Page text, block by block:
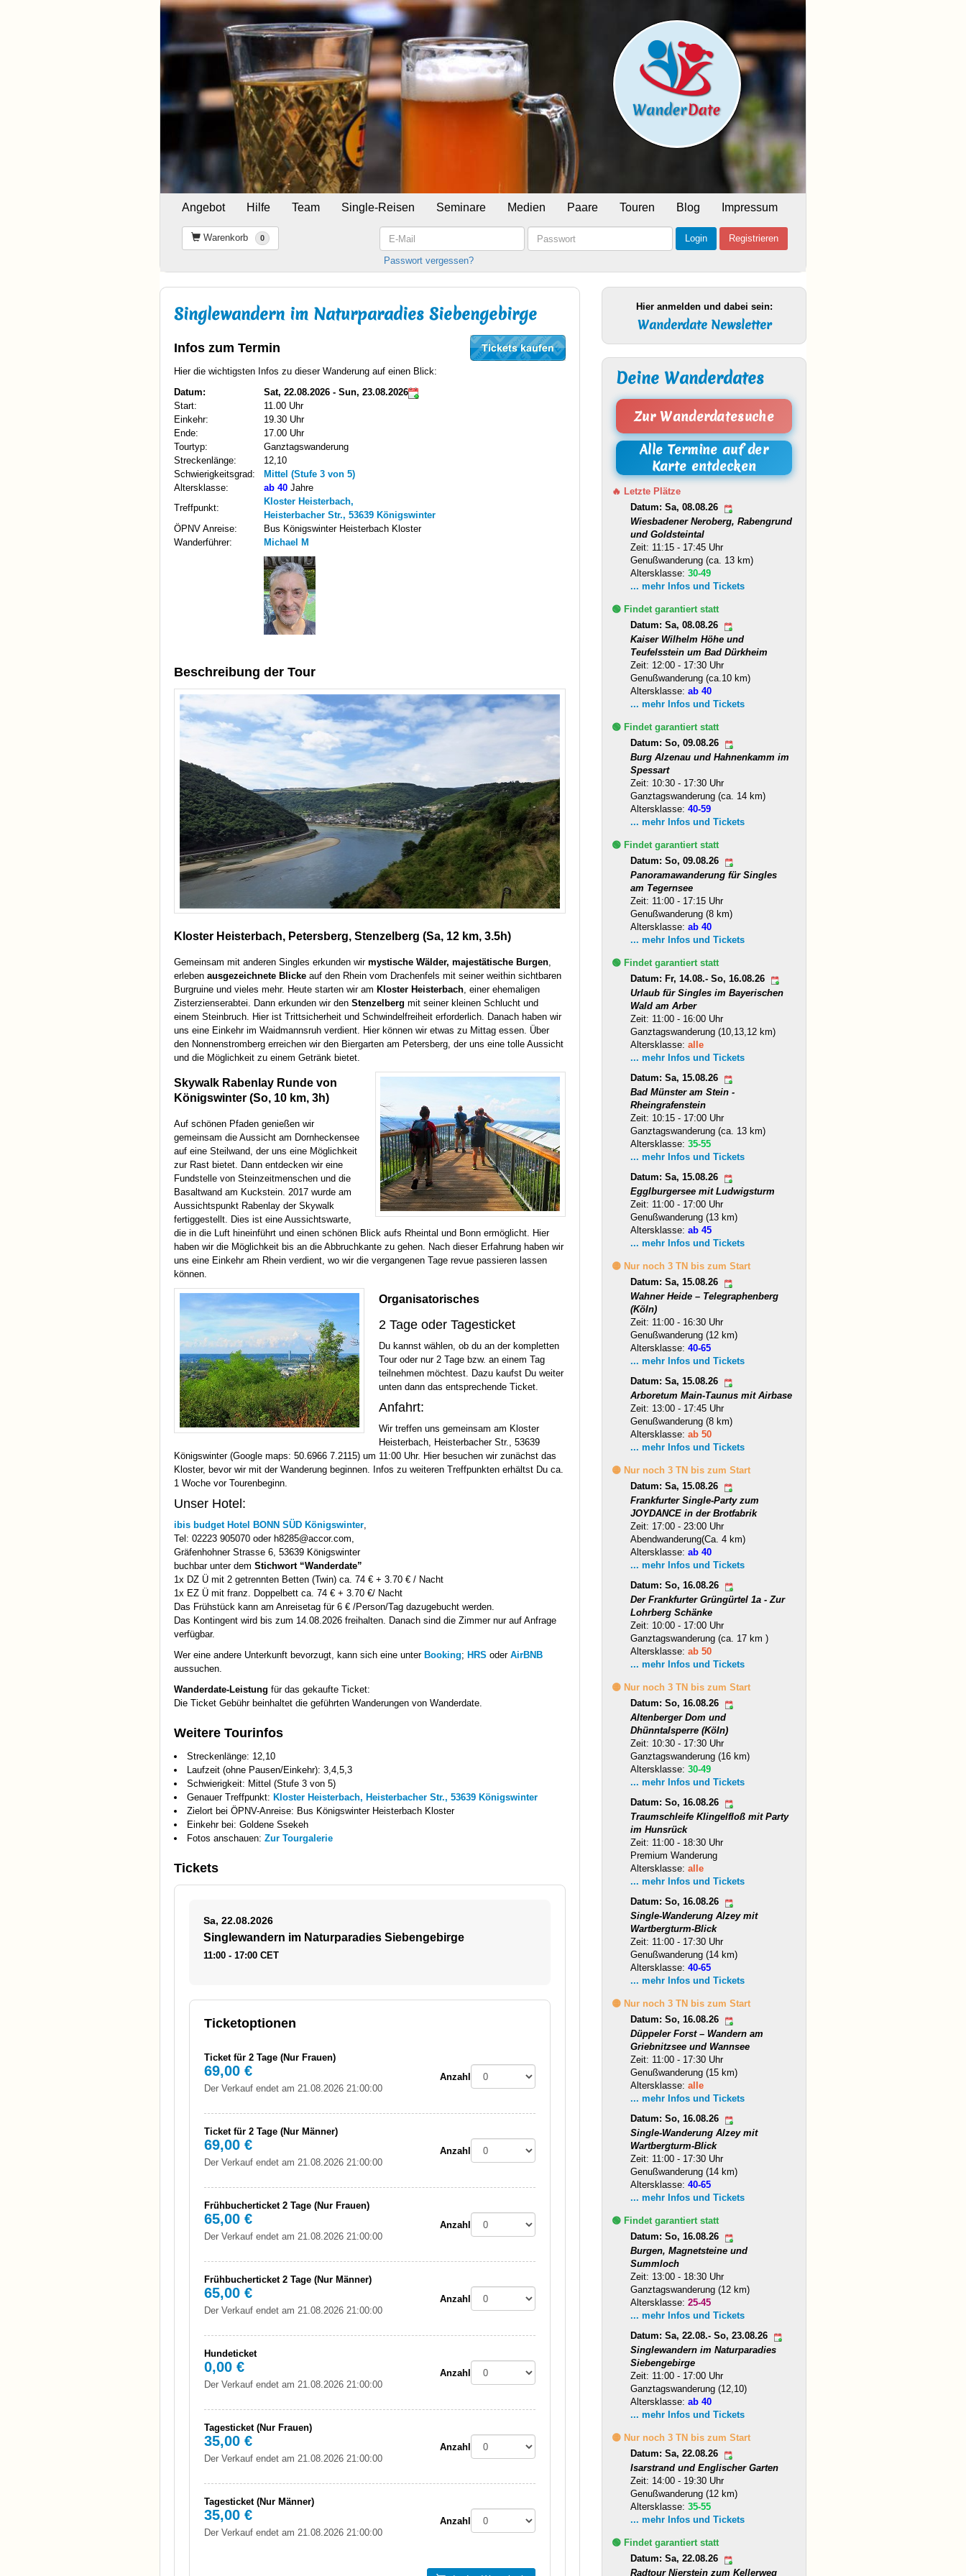
Angebot Hilfe Team Single-Reisen Seminare Medien Paare Touren Blog Impressum
Warenkorb 0
E-
Mail
Passwort
Login Registrieren
Passwort vergessen?
Singlewandern im Naturparadies Siebengebirge
Infos zum Termin
Hier die wichtigsten Infos zu dieser Wanderung auf einen Blick:
Datum:
Sat, 22.08.2026 - Sun, 23.08.2026
Start:
11.00 Uhr
Einkehr:
19.30 Uhr
Ende:
17.00 Uhr
Tourtyp:
Ganztagswanderung
Streckenlänge:
12,10
Schwierigkeitsgrad:
Mittel (Stufe 3 von 5)
Altersklasse:
ab 40 Jahre
Treffpunkt:
Kloster Heisterbach,
Heisterbacher Str., 53639 Königswinter
ÖPNV Anreise:
Bus Königswinter Heisterbach Kloster
Wanderführer:
Michael M
Beschreibung der Tour
Kloster Heisterbach, Petersberg, Stenzelberg (Sa, 12 km, 3.5h)
Gemeinsam mit anderen Singles erkunden wir mystische Wälder, majestätische Burgen
erleben ausgezeichnete Blicke auf den Rhein vom Drachenfels mit seiner weithin sichtbaren
Burgruine und vieles mehr. Heute starten wir am Kloster Heisterbach , einer ehemaligen
Zisterzienserabtei. Dann erkunden wir den Stenzelberg mit seiner kleinen Schlucht und
einem Steinbruch. Hier ist Trittsicherheit und Schwindelfreiheit erforderlich. Danach haben wir
uns eine Einkehr im Waidmannsruh verdient. Hier können wir etwas zu Mittag essen. Über
den Nonnenstromberg erreichen wir den Biergarten am Petersberg, der uns eine tolle Aussicht
und die Möglichkeit zu einem Getränk bietet.
Skywalk Rabenlay Runde von
Königswinter (So, 10 km, 3h)
Auf schönen Pfaden genießen wir
gemeinsam die Aussicht am Dornheckensee
auf eine Steilwand, der uns eine Möglichkeit
zur Rast bietet. Dann entdecken wir eine
Fundstelle von Steinzeitmenschen und die
Basaltwand am Kuckstein. 2017 wurde am
Aussichtspunkt Rabenlay der Skywalk
fertiggestellt. Dies ist eine Aussichtswarte,
die in die Luft hineinführt und einen schönen Blick aufs Rheintal und Bonn ermöglicht. Hier
haben wir die Möglichkeit bis an die Abbruchkante zu gehen. Nach dieser Erfahrung haben wir
uns eine Einkehr am Rhein verdient, wo wir die vergangenen Tage revue passieren lassen
können.
Organisatorisches
2 Tage oder Tagesticket
Du kannst wählen, ob du an der kompletten
Tour oder nur 2 Tage bzw. an einem Tag
teilnehmen möchtest. Dazu kaufst Du weiter
unten dann das entsprechende Ticket.
Anfahrt:
Wir treffen uns gemeinsam am Kloster
Heisterbach, Heisterbacher Str., 53639
Königswinter (Google maps: 50.6966 7.2115) um 11:00 Uhr. Hier besuchen wir zunächst das
Kloster, bevor wir mit der Wanderung beginnen. Infos zu weiteren Treffpunkten erhältst Du ca.
1 Woche vor Tourenbeginn.
Unser Hotel:
ibis budget Hotel BONN SÜD Königswinter,
Tel: 02223 905070 oder h8285@accor.com,
Gräfenhohner Strasse 6, 53639 Königswinter
buchbar unter dem Stichwort “Wanderdate”
1x DZ Ü mit 2 getrennten Betten (Twin) ca. 74 € + 3.70 € / Nacht
1x EZ Ü mit franz. Doppelbett ca. 74 € + 3.70 €/ Nacht
Das Frühstück kann am Anreisetag für 6 € /Person/Tag dazugebucht werden.
Das Kontingent wird bis zum 14.08.2026 freihalten. Danach sind die Zimmer nur auf Anfrage
verfügbar.
Wer eine andere Unterkunft bevorzugt, kann sich eine unter Booking; HRS oder AirBNB
aussuchen.
Wanderdate-Leistung für das gekaufte Ticket:
Die Ticket Gebühr beinhaltet die geführten Wanderungen von Wanderdate.
Weitere Tourinfos
Streckenlänge: 12,10
Laufzeit (ohne Pausen/Einkehr): 3,4,5,3
Schwierigkeit: Mittel (Stufe 3 von 5)
Genauer Treffpunkt: Kloster Heisterbach, Heisterbacher Str., 53639 Königswinter
Zielort bei ÖPNV-Anreise: Bus Königswinter Heisterbach Kloster
Einkehr bei: Goldene Ssekeh
Fotos anschauen: Zur Tourgalerie
Tickets
Sa, 22.08.2026
Singlewandern im Naturparadies Siebengebirge
11:00 - 17:00 CET
Ticketoptionen
Ticket für 2 Tage (Nur Frauen)
69,00 €
Der Verkauf endet am 21.08.2026 21:00:00
Anzahl
Ticket für 2 Tage (Nur Männer)
69,00 €
Der Verkauf endet am 21.08.2026 21:00:00
Anzahl
Frühbucherticket 2 Tage (Nur Frauen)
65,00 €
Der Verkauf endet am 21.08.2026 21:00:00
Anzahl
Frühbucherticket 2 Tage (Nur Männer)
65,00 €
Der Verkauf endet am 21.08.2026 21:00:00
Anzahl
Hundeticket
0,00 €
Der Verkauf endet am 21.08.2026 21:00:00
Anzahl
Tagesticket (Nur Frauen)
35,00 €
Der Verkauf endet am 21.08.2026 21:00:00
Anzahl
Tagesticket (Nur Männer)
35,00 €
Der Verkauf endet am 21.08.2026 21:00:00
Anzahl
Hier anmelden und dabei sein:
Wanderdate Newsletter
Deine Wanderdates
Zur Wanderdatesuche
Alle Termine auf der
Karte entdecken
🔥 Letzte Plätze
Datum: Sa, 08.08.26
Wiesbadener Neroberg, Rabengrund
und Goldsteintal
Zeit: 11:15 - 17:45 Uhr
Genußwanderung (ca. 13 km)
Altersklasse:30-49
... mehr Infos und Tickets
🟢 Findet garantiert statt
Datum: Sa, 08.08.26
Kaiser Wilhelm Höhe und
Teufelsstein um Bad Dürkheim
Zeit: 12:00 - 17:30 Uhr
Genußwanderung (ca.10 km)
Altersklasse:ab 40
... mehr Infos und Tickets
🟢 Findet garantiert statt
Datum: So, 09.08.26
Burg Alzenau und Hahnenkamm im
Spessart
Zeit: 10:30 - 17:30 Uhr
Ganztagswanderung (ca. 14 km)
Altersklasse:40-59
... mehr Infos und Tickets
🟢 Findet garantiert statt
Datum: So, 09.08.26
Panoramawanderung für Singles
am Tegernsee
Zeit: 11:00 - 17:15 Uhr
Genußwanderung (8 km)
Altersklasse:ab 40
... mehr Infos und Tickets
🟢 Findet garantiert statt
Datum: Fr, 14.08.- So, 16.08.26
Urlaub für Singles im Bayerischen
Wald am Arber
Zeit: 11:00 - 16:00 Uhr
Ganztagswanderung (10,13,12 km)
Altersklasse:alle
... mehr Infos und Tickets
Datum: Sa, 15.08.26
Bad Münster am Stein -
Rheingrafenstein
Zeit: 10:15 - 17:00 Uhr
Ganztagswanderung (ca. 13 km)
Altersklasse:35-55
... mehr Infos und Tickets
Datum: Sa, 15.08.26
Egglburgersee mit Ludwigsturm
Zeit: 11:00 - 17:00 Uhr
Genußwanderung (13 km)
Altersklasse:ab 45
... mehr Infos und Tickets
🟡 Nur noch 3 TN bis zum Start
Datum: Sa, 15.08.26
Wahner Heide – Telegraphenberg
(Köln)
Zeit: 11:00 - 16:30 Uhr
Genußwanderung (12 km)
Altersklasse:40-65
... mehr Infos und Tickets
Datum: Sa, 15.08.26
Arboretum Main-Taunus mit Airbase
Zeit: 13:00 - 17:45 Uhr
Genußwanderung (8 km)
Altersklasse:ab 50
... mehr Infos und Tickets
🟡 Nur noch 3 TN bis zum Start
Datum: Sa, 15.08.26
Frankfurter Single-Party zum
JOYDANCE in der Brotfabrik
Zeit: 17:00 - 23:00 Uhr
Abendwanderung(Ca. 4 km)
Altersklasse:ab 40
... mehr Infos und Tickets
Datum: So, 16.08.26
Der Frankfurter Grüngürtel 1a - Zur
Lohrberg Schänke
Zeit: 10:00 - 17:00 Uhr
Ganztagswanderung (ca. 17 km )
Altersklasse:ab 50
... mehr Infos und Tickets
🟡 Nur noch 3 TN bis zum Start
Datum: So, 16.08.26
Altenberger Dom und
Dhünntalsperre (Köln)
Zeit: 10:30 - 17:30 Uhr
Ganztagswanderung (16 km)
Altersklasse:30-49
... mehr Infos und Tickets
Datum: So, 16.08.26
Traumschleife Klingelfloß mit Party
im Hunsrück
Zeit: 11:00 - 18:30 Uhr
Premium Wanderung
Altersklasse:alle
... mehr Infos und Tickets
Datum: So, 16.08.26
Single-Wanderung Alzey mit
Wartbergturm-Blick
Zeit: 11:00 - 17:30 Uhr
Genußwanderung (14 km)
Altersklasse:40-65
... mehr Infos und Tickets
🟡 Nur noch 3 TN bis zum Start
Datum: So, 16.08.26
Düppeler Forst – Wandern am
Griebnitzsee und Wannsee
Zeit: 11:00 - 17:30 Uhr
Genußwanderung (15 km)
Altersklasse:alle
... mehr Infos und Tickets
Datum: So, 16.08.26
Single-Wanderung Alzey mit
Wartbergturm-Blick
Zeit: 11:00 - 17:30 Uhr
Genußwanderung (14 km)
Altersklasse:40-65
... mehr Infos und Tickets
🟢 Findet garantiert statt
Datum: So, 16.08.26
Burgen, Magnetsteine und
Summloch
Zeit: 13:00 - 18:30 Uhr
Ganztagswanderung (12 km)
Altersklasse:25-45
... mehr Infos und Tickets
Datum: Sa, 22.08.- So, 23.08.26
Singlewandern im Naturparadies
Siebengebirge
Zeit: 11:00 - 17:00 Uhr
Ganztagswanderung (12,10)
Altersklasse:ab 40
... mehr Infos und Tickets
🟡 Nur noch 3 TN bis zum Start
Datum: Sa, 22.08.26
Isarstrand und Englischer Garten
Zeit: 14:00 - 19:30 Uhr
Genußwanderung (12 km)
Altersklasse:35-55
... mehr Infos und Tickets
🟢 Findet garantiert statt
Datum: Sa, 22.08.26
Radtour Nierstein zum Kellerweg